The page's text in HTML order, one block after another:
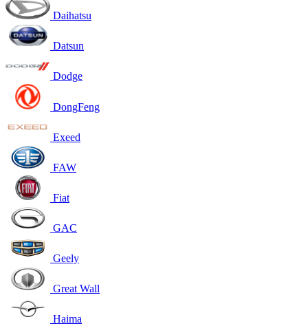
Daihatsu
Datsun
Dodge
DongFeng
Exeed
FAW
Fiat
GAC
Geely
Great Wall
Haima